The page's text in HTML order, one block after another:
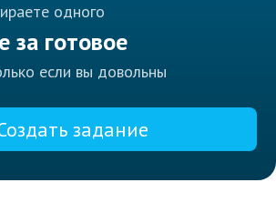
одного
за готовое
если вы довольны
задание